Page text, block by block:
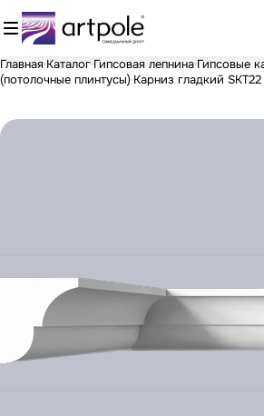
Главная Каталог Гипсовая лепнина Гипсовые
(потолочные плинтусы) Карниз гладкий SKT22